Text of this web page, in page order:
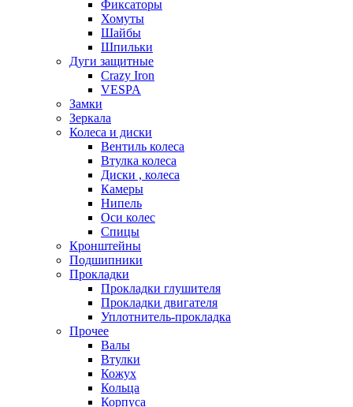
Фиксаторы
Хомуты
Шайбы
Шпильки
Дуги защитные
Crazy Iron
VESPA
Замки
Зеркала
Колеса и диски
Вентиль колеса
Втулка колеса
Диски , колеса
Камеры
Нипель
Оси колес
Спицы
Кронштейны
Подшипники
Прокладки
Прокладки глушителя
Прокладки двигателя
Уплотнитель-прокладка
Прочее
Валы
Втулки
Кожух
Кольца
Корпуса